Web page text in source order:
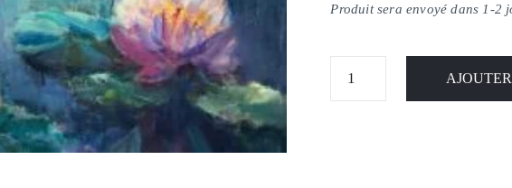
Produit sera envoyé dans 1-2